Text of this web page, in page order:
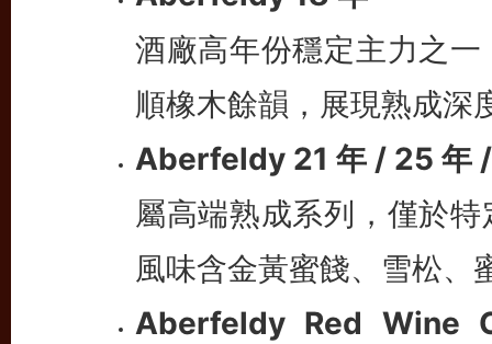
酒廠高年份穩定主力之
順橡木餘韻，展現熟成深
Aberfeldy 21 年 / 25 年
屬高端熟成系列，僅於
風味含金黃蜜餞、雪松、
Aberfeldy Red Wine